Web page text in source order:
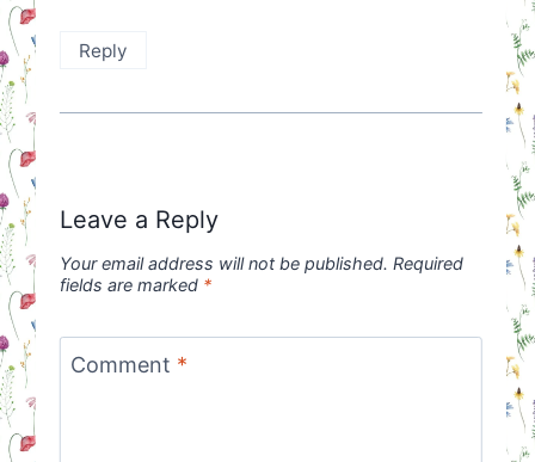
Reply
Leave a Reply
Your email address will not be published. Required
fields are marked *
Comment *